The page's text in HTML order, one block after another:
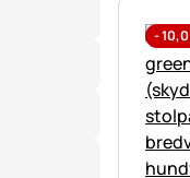
-10,0